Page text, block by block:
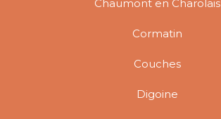
Chaumont en Charolais
Cormatin
Couches
Digoine